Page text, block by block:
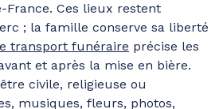
France. Ces lieux restent
; la famille conserve sa liberté
transport funéraire précise les
et après la mise en bière.
civile, religieuse ou
musiques, fleurs, photos,